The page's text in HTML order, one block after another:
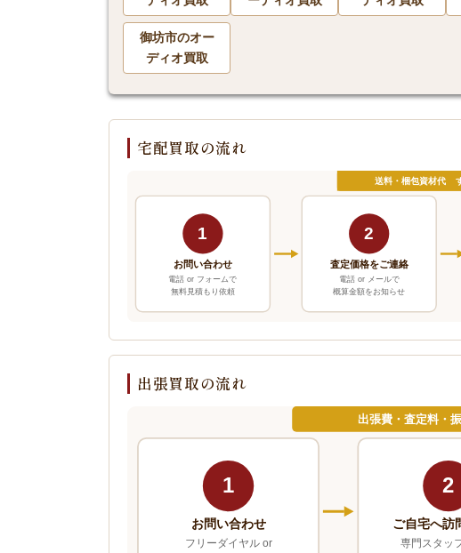
御坊市のオー
ディオ買取
宅配買取の流れ
送料・梱包資材代
1
お問い合わせ
電話 or フォームで
無料見積もり依頼
2
査定価格をご連絡
電話 or メールで
概算金額をお知らせ
出張買取の流れ
出張費・査定料・
1
お問い合わせ
フリーダイヤル or
2
ご自宅へ訪
専門スタッ